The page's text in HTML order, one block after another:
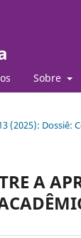
Sobre
(2025): Dossiê:
A